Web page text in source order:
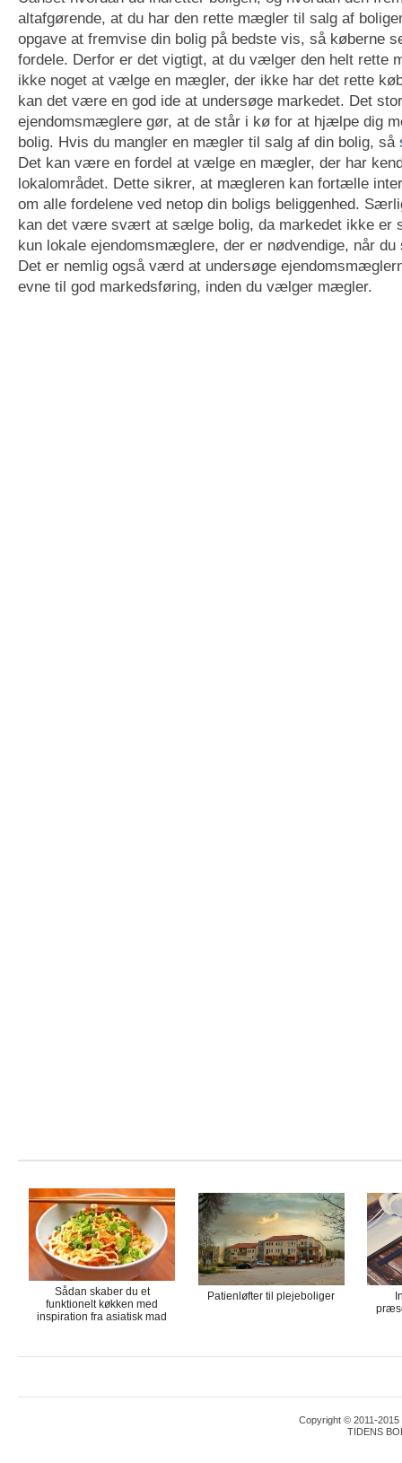
altafgørende, at du har den rette mægler til salg af
opgave at fremvise din bolig på bedste vis, så køberne
fordele. Derfor er det vigtigt, at du vælger den helt rette
ikke noget at vælge en mægler, der ikke har det rette
kan det være en god ide at undersøge markedet. Det
ejendomsmæglere gør, at de står i kø for at hjælpe dig
bolig. Hvis du mangler en mægler til salg af din bolig, så
Det kan være en fordel at vælge en mægler, der har
lokalområdet. Dette sikrer, at mægleren kan fortælle
om alle fordelene ved netop din boligs beliggenhed.
kan det være svært at sælge bolig, da markedet ikke er
kun lokale ejendomsmæglere, der er nødvendige, når
Det er nemlig også værd at undersøge
evne til god markedsføring, inden du vælger mægler.
Sådan skaber du et
funktionelt køkken med
inspiration fra asiatisk mad
Patienløfter til plejeboliger
Copyright © 2011-2015
TIDENS